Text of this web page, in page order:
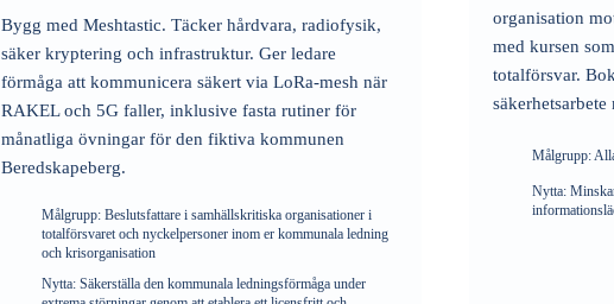
Bygg med Meshtastic. Täcker hårdvara, radiofysik,
säker kryptering och infrastruktur. Ger ledare
förmåga att kommunicera säkert via LoRa-mesh när
RAKEL och 5G faller, inklusive fasta rutiner för
månatliga övningar för den fiktiva kommunen
Beredskapeberg.
Målgrupp:Beslutsfattare i samhällskritiska organisationer i
totalförsvaret och nyckelpersoner inom er kommunala ledning
och krisorganisation
Nytta:Säkerställa den kommunala ledningsförmåga under
organisation
med kursen
totalförsvar.
säkerhetsarbete
Målgrupp:
Nytta: